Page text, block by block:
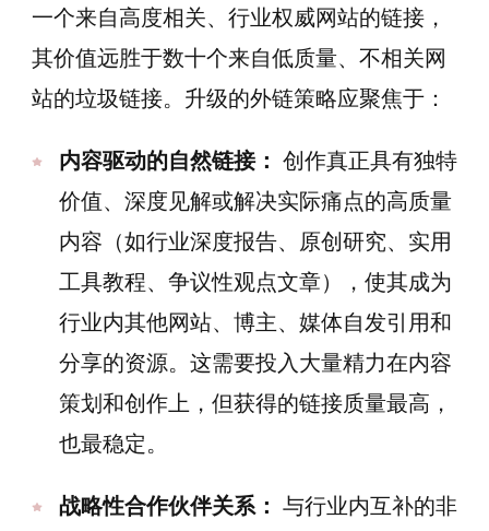
一个来自高度相关、行业权威网站的链接，
其价值远胜于数十个来自低质量、不相关网
站的垃圾链接。升级的外链策略应聚焦于：
内容驱动的自然链接： 创作真正具有独特
价值、深度见解或解决实际痛点的高质量
内容（如行业深度报告、原创研究、实用
工具教程、争议性观点文章），使其成为
行业内其他网站、博主、媒体自发引用和
分享的资源。这需要投入大量精力在内容
策划和创作上，但获得的链接质量最高，
也最稳定。
战略性合作伙伴关系： 与行业内互补的非